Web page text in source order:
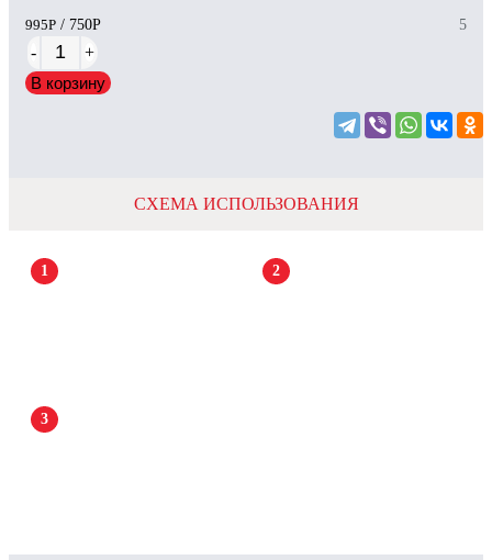
995Р / 750Р 5
-
+
В корзину
СХЕМА ИСПОЛЬЗОВАНИЯ
1 2
3